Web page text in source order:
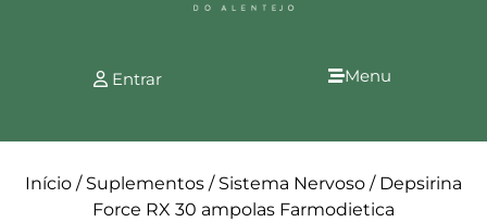
Entrar Menu
Início / Suplementos / Sistema Nervoso / Depsirina
Force RX 30 ampolas Farmodietica